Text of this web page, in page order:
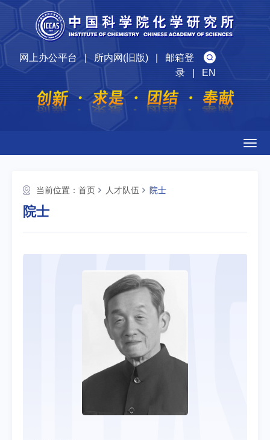
网上办公平台|所内网(旧版)| 邮箱登
录| EN
当前位置： 首页 人才队伍 院士
院士